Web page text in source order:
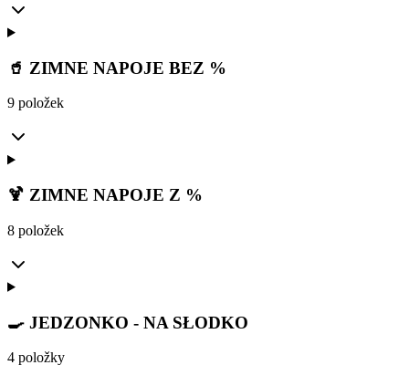
🥤 ZIMNE NAPOJE BEZ %
9 položek
🍹 ZIMNE NAPOJE Z %
8 položek
🍳 JEDZONKO - NA SŁODKO
4 položky